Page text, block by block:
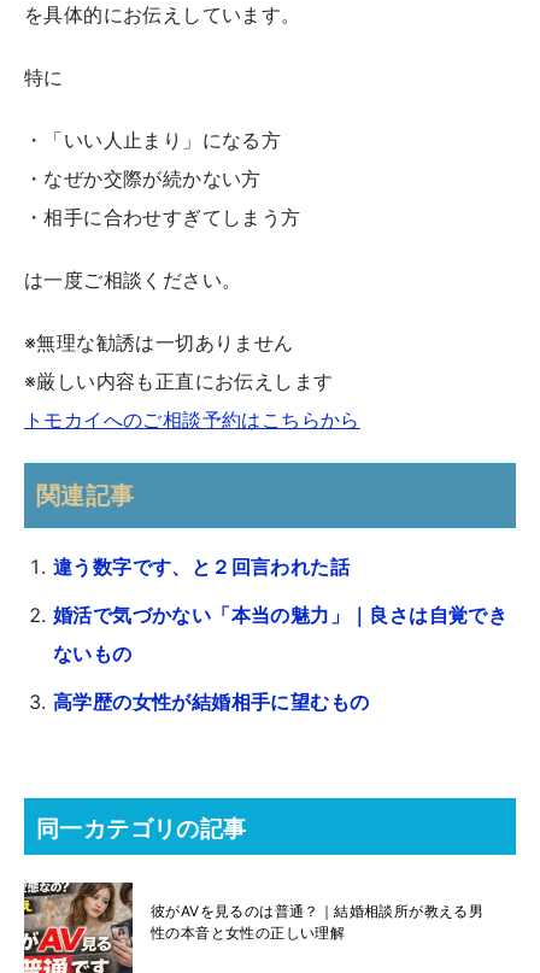
を具体的にお伝えしています。
特に
・「いい人止まり」になる方
・なぜか交際が続かない方
・相手に合わせすぎてしまう方
は一度ご相談ください。
※無理な勧誘は一切ありません
※厳しい内容も正直にお伝えします
トモカイへのご相談予約はこちらから
関連記事
違う数字です、と２回言われた話
婚活で気づかない「本当の魅力」｜良さは自覚でき
ないもの
高学歴の女性が結婚相手に望むもの
同一カテゴリの記事
彼がAVを見るのは普通？｜結婚相談所が教える男
性の本音と女性の正しい理解